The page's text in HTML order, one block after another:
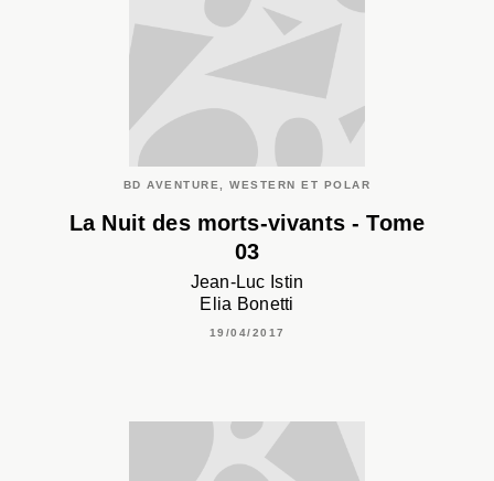
BD AVENTURE, WESTERN ET POLAR
La Nuit des morts-vivants - Tome
03
Jean-Luc Istin
Elia Bonetti
19/04/2017